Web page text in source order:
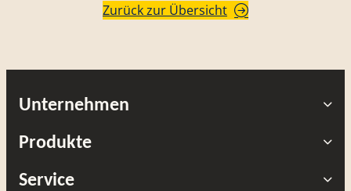
Zurück zur Übersicht
Unternehmen
Produkte
Service